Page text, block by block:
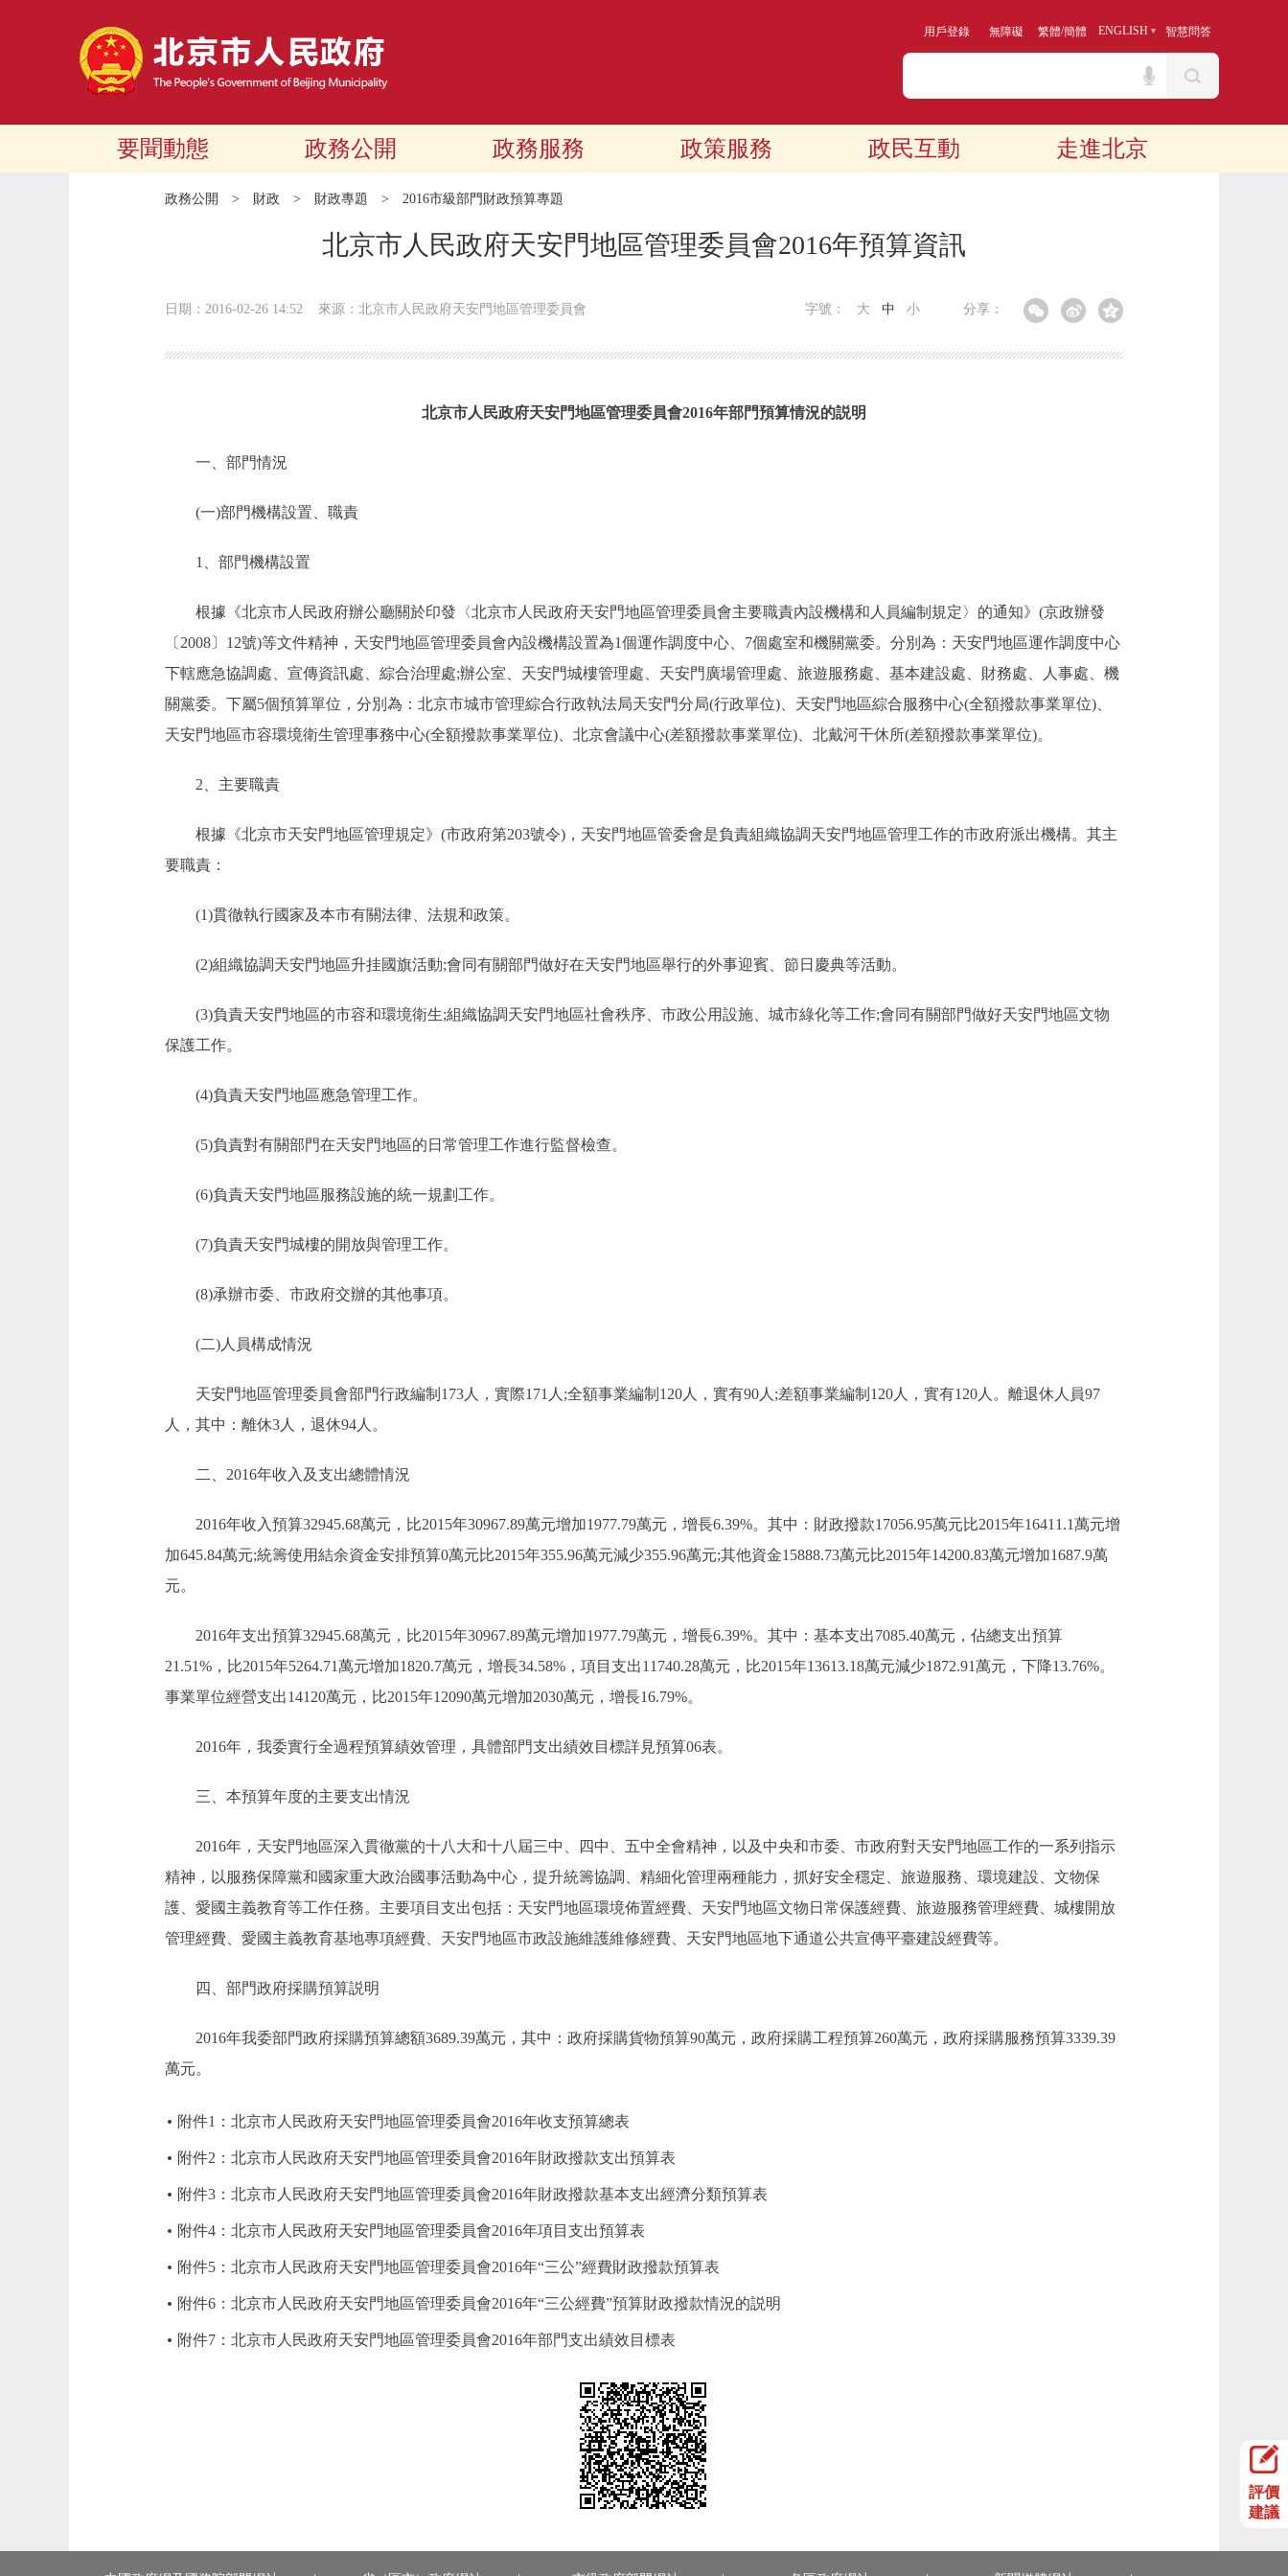
用戶登錄 無障礙 繁體/簡體 ENGLISH 智慧問答
要聞動態 政務公開 政務服務 政策服務 政民互動 走進北京
政務公開 > 財政 > 財政專題 > 2016市級部門財政預算專題
北京市人民政府天安門地區管理委員會2016年預算資訊
日期：2016-02-26 14:52 來源：北京市人民政府天安門地區管理委員會 分享：
字號： 大 中 小
北京市人民政府天安門地區管理委員會2016年部門預算情況的説明
一、部門情況
(一)部門機構設置、職責
1、部門機構設置
根據《北京市人民政府辦公廳關於印發〈北京市人民政府天安門地區管理委員會主要職責內設機構和人員編制規定〉的通知》(京政辦發
〔2008〕12號)等文件精神，天安門地區管理委員會內設機構設置為1個運作調度中心、7個處室和機關黨委。分別為：天安門地區運作調度中心
下轄應急協調處、宣傳資訊處、綜合治理處;辦公室、天安門城樓管理處、天安門廣場管理處、旅遊服務處、基本建設處、財務處、人事處、機
關黨委。下屬5個預算單位，分別為：北京市城市管理綜合行政執法局天安門分局(行政單位)、天安門地區綜合服務中心(全額撥款事業單位)、
天安門地區市容環境衛生管理事務中心(全額撥款事業單位)、北京會議中心(差額撥款事業單位)、北戴河干休所(差額撥款事業單位)。
2、主要職責
根據《北京市天安門地區管理規定》(市政府第203號令)，天安門地區管委會是負責組織協調天安門地區管理工作的市政府派出機構。其主
要職責：
(1)貫徹執行國家及本市有關法律、法規和政策。
(2)組織協調天安門地區升挂國旗活動;會同有關部門做好在天安門地區舉行的外事迎賓、節日慶典等活動。
(3)負責天安門地區的市容和環境衛生;組織協調天安門地區社會秩序、市政公用設施、城市綠化等工作;會同有關部門做好天安門地區文物
保護工作。
(4)負責天安門地區應急管理工作。
(5)負責對有關部門在天安門地區的日常管理工作進行監督檢查。
(6)負責天安門地區服務設施的統一規劃工作。
(7)負責天安門城樓的開放與管理工作。
(8)承辦市委、市政府交辦的其他事項。
(二)人員構成情況
天安門地區管理委員會部門行政編制173人，實際171人;全額事業編制120人，實有90人;差額事業編制120人，實有120人。離退休人員97
人，其中：離休3人，退休94人。
二、2016年收入及支出總體情況
2016年收入預算32945.68萬元，比2015年30967.89萬元增加1977.79萬元，增長6.39%。其中：財政撥款17056.95萬元比2015年16411.1萬元增
加645.84萬元;統籌使用結余資金安排預算0萬元比2015年355.96萬元減少355.96萬元;其他資金15888.73萬元比2015年14200.83萬元增加1687.9萬
元。
2016年支出預算32945.68萬元，比2015年30967.89萬元增加1977.79萬元，增長6.39%。其中：基本支出7085.40萬元，佔總支出預算
21.51%，比2015年5264.71萬元增加1820.7萬元，增長34.58%，項目支出11740.28萬元，比2015年13613.18萬元減少1872.91萬元，下降13.76%。
事業單位經營支出14120萬元，比2015年12090萬元增加2030萬元，增長16.79%。
2016年，我委實行全過程預算績效管理，具體部門支出績效目標詳見預算06表。
三、本預算年度的主要支出情況
2016年，天安門地區深入貫徹黨的十八大和十八屆三中、四中、五中全會精神，以及中央和市委、市政府對天安門地區工作的一系列指示
精神，以服務保障黨和國家重大政治國事活動為中心，提升統籌協調、精細化管理兩種能力，抓好安全穩定、旅遊服務、環境建設、文物保
護、愛國主義教育等工作任務。主要項目支出包括：天安門地區環境佈置經費、天安門地區文物日常保護經費、旅遊服務管理經費、城樓開放
管理經費、愛國主義教育基地專項經費、天安門地區市政設施維護維修經費、天安門地區地下通道公共宣傳平臺建設經費等。
四、部門政府採購預算説明
2016年我委部門政府採購預算總額3689.39萬元，其中：政府採購貨物預算90萬元，政府採購工程預算260萬元，政府採購服務預算3339.39
萬元。
附件1：北京市人民政府天安門地區管理委員會2016年收支預算總表
附件2：北京市人民政府天安門地區管理委員會2016年財政撥款支出預算表
附件3：北京市人民政府天安門地區管理委員會2016年財政撥款基本支出經濟分類預算表
附件4：北京市人民政府天安門地區管理委員會2016年項目支出預算表
附件5：北京市人民政府天安門地區管理委員會2016年“三公”經費財政撥款預算表
附件6：北京市人民政府天安門地區管理委員會2016年“三公經費”預算財政撥款情況的説明
附件7：北京市人民政府天安門地區管理委員會2016年部門支出績效目標表
評價
建議